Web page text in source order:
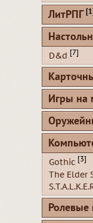
ЛитРПГ [1]
D&d [7]
Игры на
Gothic [3]
The Elder
Ролевые